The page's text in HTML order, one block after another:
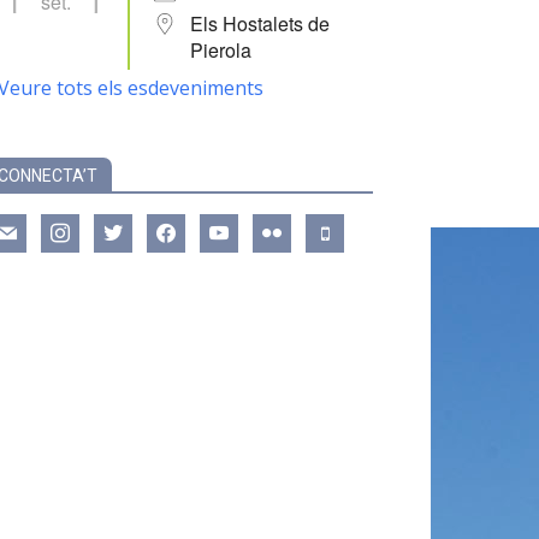
Els Hostalets de
Pierola
tots els esdeveniments
instagramtwitter facebookyoutube flickr mobile